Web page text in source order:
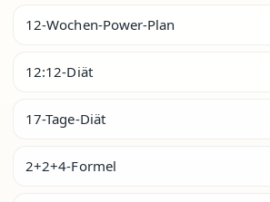
12-Wochen-Power-Plan
12:12-Diät
17-Tage-Diät
2+2+4-Formel